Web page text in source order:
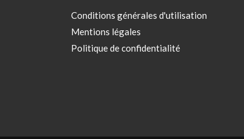
Conditions générales d'utilisation
Mentions légales
Politique de confidentialité